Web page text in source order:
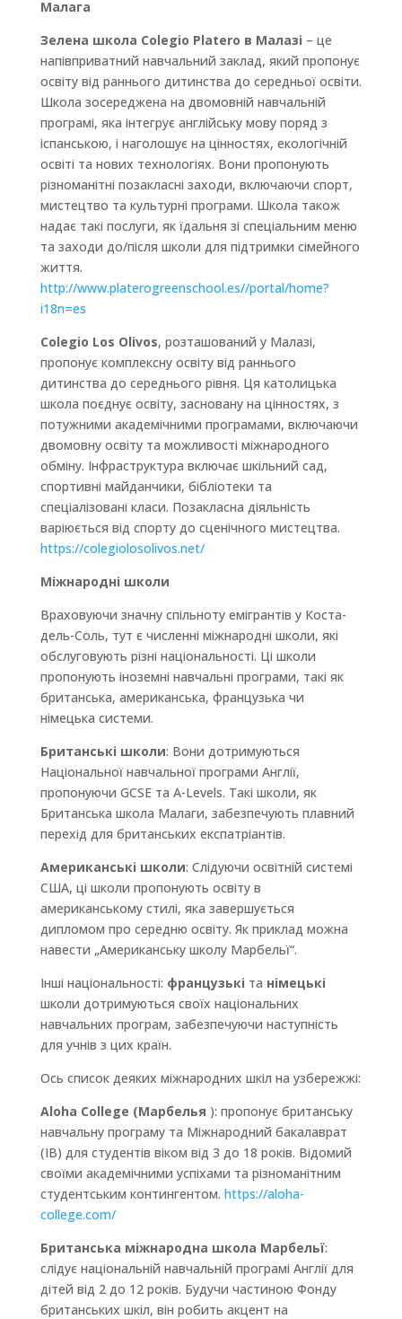
Малага
Зелена школа Colegio Platero в Малазі – це
напівприватний навчальний заклад, який пропонує
освіту від раннього дитинства до середньої освіти.
Школа зосереджена на двомовній навчальній
програмі, яка інтегрує англійську мову поряд з
іспанською, і наголошує на цінностях, екологічній
освіті та нових технологіях. Вони пропонують
різноманітні позакласні заходи, включаючи спорт,
мистецтво та культурні програми. Школа також
надає такі послуги, як їдальня зі спеціальним меню
та заходи до/після школи для підтримки сімейного
життя.
http://www.platerogreenschool.es//portal/home?
i18n=es
Colegio Los Olivos, розташований у Малазі,
пропонує комплексну освіту від раннього
дитинства до середнього рівня. Ця католицька
школа поєднує освіту, засновану на цінностях, з
потужними академічними програмами, включаючи
двомовну освіту та можливості міжнародного
обміну. Інфраструктура включає шкільний сад,
спортивні майданчики, бібліотеки та
спеціалізовані класи. Позакласна діяльність
варіюється від спорту до сценічного мистецтва.
https://colegiolosolivos.net/
Міжнародні школи
Враховуючи значну спільноту емігрантів у Коста-
дель-Соль, тут є численні міжнародні школи, які
обслуговують різні національності. Ці школи
пропонують іноземні навчальні програми, такі як
британська, американська, французька чи
німецька системи.
Британські школи: Вони дотримуються
Національної навчальної програми Англії,
пропонуючи GCSE та A-Levels. Такі школи, як
Британська школа Малаги, забезпечують плавний
перехід для британських експатріантів.
Американські школи: Слідуючи освітній системі
США, ці школи пропонують освіту в
американському стилі, яка завершується
дипломом про середню освіту. Як приклад можна
навести „Американську школу Марбельї“.
Інші національності: французькі та німецькі
школи дотримуються своїх національних
навчальних програм, забезпечуючи наступність
для учнів з цих країн.
Ось список деяких міжнародних шкіл на узбережжі:
Aloha College (Марбелья ): пропонує британську
навчальну програму та Міжнародний бакалаврат
(IB) для студентів віком від 3 до 18 років. Відомий
своїми академічними успіхами та різноманітним
студентським контингентом. https://aloha-
college.com/
Британська міжнародна школа Марбельї:
слідує національній навчальній програмі Англії для
дітей від 2 до 12 років. Будучи частиною Фонду
британських шкіл, він робить акцент на